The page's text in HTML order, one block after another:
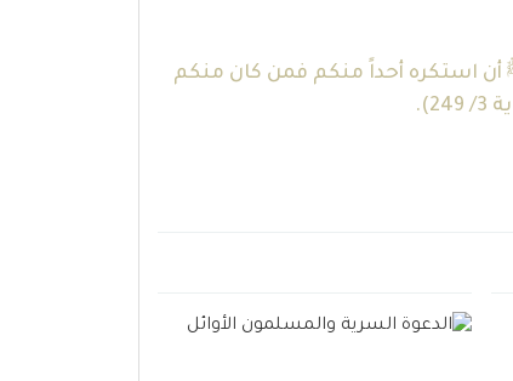
أن استكره أحداً منكم فمن كان منكم
3/ 249).